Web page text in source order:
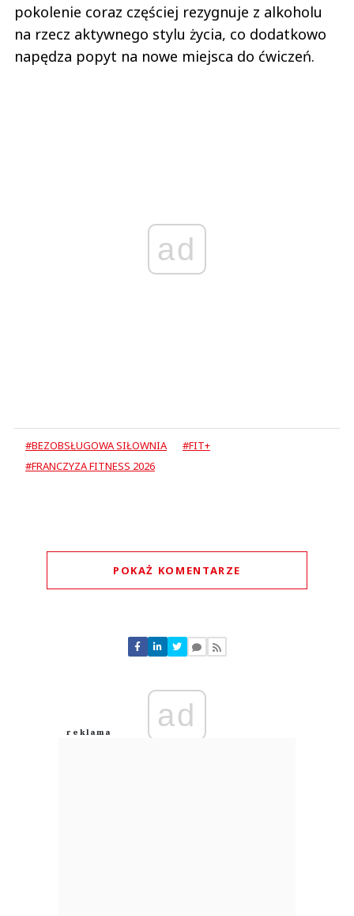
pokolenie coraz częściej rezygnuje z alkoholu
na rzecz aktywnego stylu życia, co dodatkowo
napędza popyt na nowe miejsca do ćwiczeń.
ad
#BEZOBSŁUGOWA SIŁOWNIA
#FIT+
#FRANCZYZA FITNESS 2026
POKAŻ KOMENTARZE
Nie znaleziono komentarzy
Zostaw swoje komentarze
Anuluj
ad